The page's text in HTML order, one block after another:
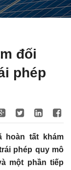
đối
phép
hoàn tất khám
phép quy mô
một phần tiếp